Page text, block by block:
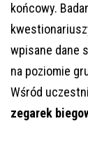
końcowy.
wpisane dane
na poziomie
Wśród
zegarek